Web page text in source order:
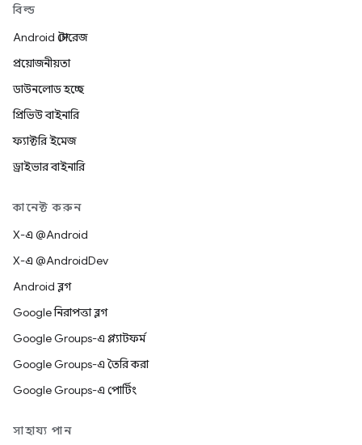
বিল্ড
Android স্টোরেজ
প্রয়োজনীয়তা
ডাউনলোড হচ্ছে
প্রিভিউ বাইনারি
ফ্যাক্টরি ইমেজ
ড্রাইভার বাইনারি
কানেক্ট করুন
X-এ @Android
X-এ @AndroidDev
Android ব্লগ
Google নিরাপত্তা ব্লগ
Google Groups-এ প্ল্যাটফর্ম
Google Groups-এ তৈরি করা
Google Groups-এ পোর্টিং
সাহায্য পান